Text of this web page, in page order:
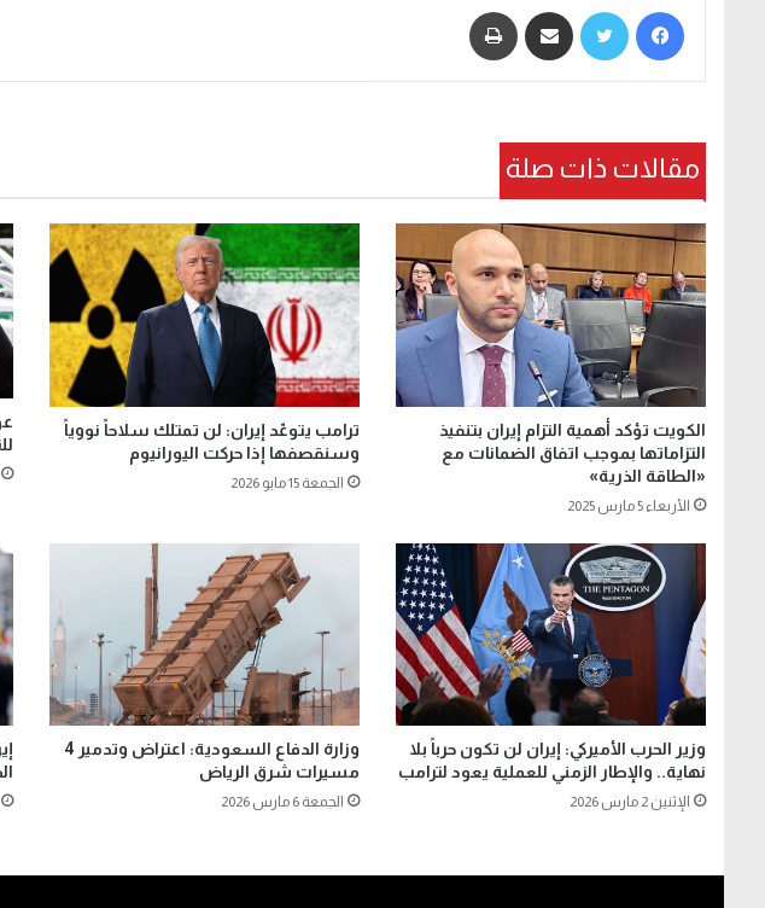
مقالات ذات صلة
الكويت تؤكد أهمية التزام إيران بتنفيذ
التزاماتها بموجب اتفاق الضمانات مع
«الطاقة الذرية»
الأربعاء 5 مارس 2025
ترامب يتوعّد إيران: لن تمتلك سلاحاً نووياً
وسنقصفها إذا حركت اليورانيوم
الجمعة 15 مايو 2026
وزير الحرب الأميركي: إيران لن تكون حرباً بلا
نهاية.. والإطار الزمني للعملية يعود لترامب
الإثنين 2 مارس 2026
وزارة الدفاع السعودية: اعتراض وتدمير 4
مسيرات شرق الرياض
الجمعة 6 مارس 2026